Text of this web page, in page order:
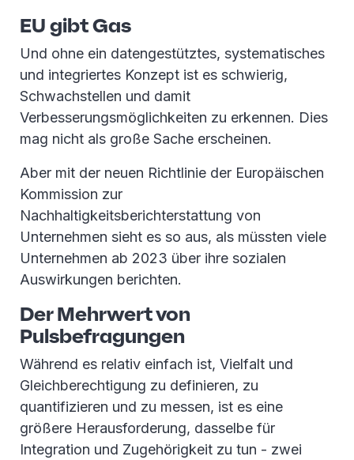
EU gibt Gas
Und ohne ein datengestütztes, systematisches
und integriertes Konzept ist es schwierig,
Schwachstellen und damit
Verbesserungsmöglichkeiten zu erkennen. Dies
mag nicht als große Sache erscheinen.
Aber mit der neuen Richtlinie der Europäischen
Kommission zur
Nachhaltigkeitsberichterstattung von
Unternehmen sieht es so aus, als müssten viele
Unternehmen ab 2023 über ihre sozialen
Auswirkungen berichten.
Der Mehrwert von
Pulsbefragungen
Während es relativ einfach ist, Vielfalt und
Gleichberechtigung zu definieren, zu
quantifizieren und zu messen, ist es eine
größere Herausforderung, dasselbe für
Integration und Zugehörigkeit zu tun - zwei